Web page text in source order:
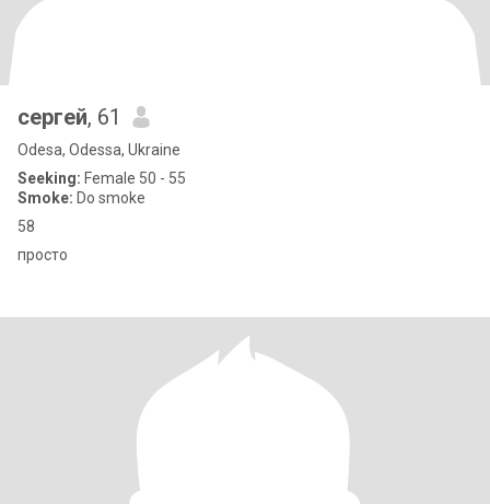
сергей, 61
Odesa, Odessa, Ukraine
Seeking: Female 50 - 55
Smoke: Do smoke
58
просто